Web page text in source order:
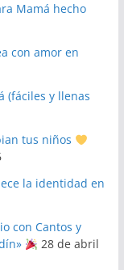
Mamá hecho
con amor en
(fáciles y llenas
tus niños
la identidad en
con Cantos y
28 de abril